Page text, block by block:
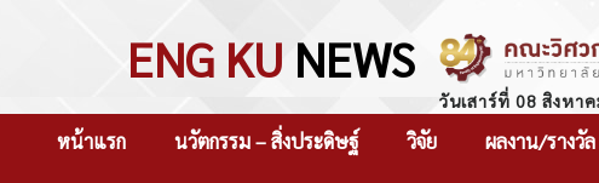
ENG KU NEWS
วันเสาร์ที่ 08 สิงหา
หน้าแรก นวัตกรรม – สิ่งประดิษฐ์ วิจัย ผลงาน/รางวัล